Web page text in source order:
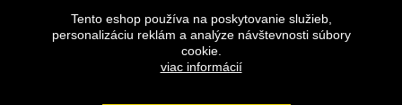
Tento eshop používa na poskytovanie služieb,
personalizáciu reklám a analýze návštevnosti súbory
cookie.
viac informácií
Typ -3/32"
Dostupnosť: 2-5 dní